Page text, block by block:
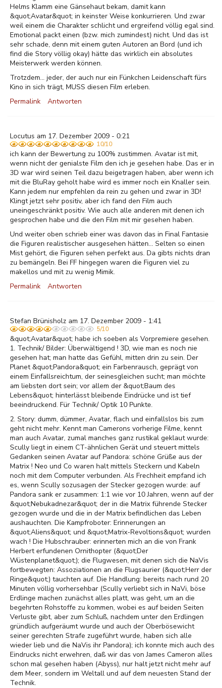
Helms Klamm eine Gänsehaut bekam, damit kann
&quot;Avatar&quot; in keinster Weise konkurrieren. Und zwar
weil einem die Charakter schlicht und ergreifend völlig egal sind.
Emotional packt einen (bzw. mich zumindest) nicht. Und das ist
sehr schade, denn mit einem guten Autoren an Bord (und ich
find die Story völlig okay) hätte das wirklich ein absolutes
Meisterwerk werden können.
Trotzdem... jeder, der auch nur ein Fünkchen Leidenschaft fürs
Kino in sich trägt, MUSS diesen Film erleben.
Permalink
Antworten
Locutus am 17. Dezember 2009 - 0:21
10/10
ich kann der Bewertung zu 100% zustimmen. Avatar ist mit,
wenn nicht der genialste Film den ich je gesehen habe. Das er in
3D war wird seinen Teil dazu beigetragen haben, aber wenn ich
mit die BluRay geholt habe wird es immer noch ein Knaller sein.
Kann jedem nur empfehlen da rein zu gehen und zwar in 3D!
Klingt jetzt sehr positiv, aber ich fand den Film auch
uneingeschränkt positiv. Wie auch alle anderen mit denen ich
gesprochen habe und die den Film mit mir gesehen haben.
Und weiter oben schrieb einer was davon das in Final Fantasie
die Figuren realistischer ausgesehen hätten... Selten so einen
Mist gehört, die Figuren sehen perfekt aus. Da gibts nichts dran
zu bemängeln. Bei FF hingegen waren die Figuren viel zu
makellos und mit zu wenig Mimik.
Permalink
Antworten
Stefan Brünisholz am 17. Dezember 2009 - 1:41
5/10
&quot;Avatar&quot; habe ich soeben als Vorpremiere gesehen.
1. Technik/ Bilder: Überwältigend ! 3D, wie man es noch nie
gesehen hat; man hatte das Gefühl, mitten drin zu sein. Der
Planet &quot;Pandora&quot; ein Farbenrausch, geprägt von
einem Einfallsreichtum, der seinesgleichen sucht; man möchte
am liebsten dort sein; vor allem der &quot;Baum des
Lebens&quot; hinterlässt bleibende Eindrücke und ist tief
beeindruckend. Für Technik/ Optik 10 Punkte.
2. Story: dumm, dümmer, Avatar, flach und einfallslos bis zum
geht nicht mehr. Kennt man Camerons vorherige Filme, kennt
man auch Avatar, zumal manches ganz rustikal geklaut wurde:
Scully liegt in einem CT-ähnlichen Gerät und steuert mittels
Gedanken seinen Avatar auf Pandora: schöne Grüße aus der
Matrix ! Neo und Co waren halt mittels Steckern und Kabeln
noch mit dem Computer verbunden. Als Frechheit empfand ich
es, wenn Scully sozusagen der Stecker gezogen wurde: auf
Pandora sank er zusammen: 1:1 wie vor 10 Jahren, wenn auf der
&quot;Nebukadnezar&quot; der in die Matrix führende Stecker
gezogen wurde und die in der Matrix befindlichen das Leben
aushauchten. Die Kampfroboter: Erinnerungen an
&quot;Aliens&quot; und &quot;Matrix-Revoltions&quot; wurden
wach ! Die Hubschrauber: erinnerten mich an die von Frank
Herbert erfundenen Ornithopter (&quot;Der
Wüstenplanet&quot;); die Flugwesen, mit denen sich die NaVis
fortbewegten: Assoziationen an die Flugsaurier (&quot;Herr der
Ringe&quot;) tauchten auf. Die Handlung: bereits nach rund 20
Minuten völlig vorhersehbar (Scully verliebt sich in NaVi, böse
Erdlinge machen zunächst alles platt, was geht, um an die
begehrten Rohstoffe zu kommen, wobei es auf beiden Seiten
Verluste gibt, aber zum Schluß, nachdem unter den Erdlingen
gründlich aufgeräumt wurde und auch der Oberbösewicht
seiner gerechten Strafe zugeführt wurde, haben sich alle
wieder lieb und die NaVis ihr Pandora); ich konnte mich auch des
Eindrucks nicht erwehren, daß wir das von James Cameron alles
schon mal gesehen haben (Abyss), nur halt jetzt nicht mehr auf
dem Meer, sondern im Weltall und auf dem neuesten Stand der
Technik.